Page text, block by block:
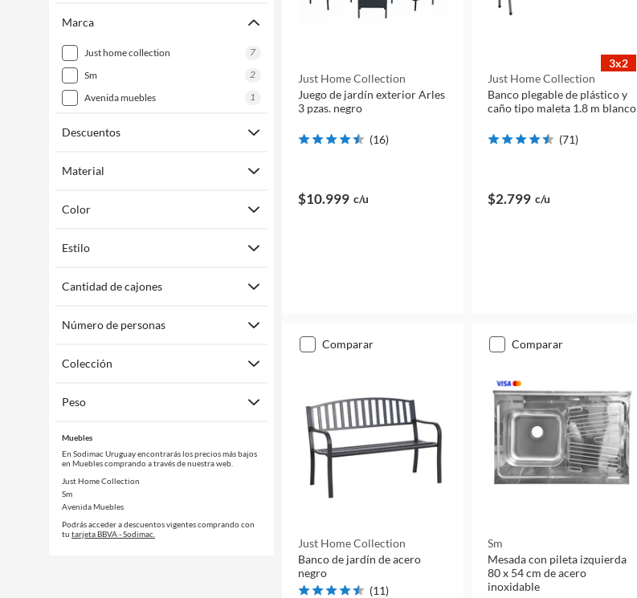
Marca
just home collection
7
sm
2
avenida muebles
1
Descuentos
Material
Color
Estilo
Cantidad de cajones
Número de personas
Colección
Peso
Muebles
En Sodimac Uruguay encontrarás los precios más bajos
en Muebles comprando a través de nuestra web.
Just Home Collection
Sm
Avenida Muebles
Podrás acceder a descuentos vigentes comprando con
tu tarjeta BBVA - Sodimac.
Just Home Collection
Juego de jardín exterior Arles
3 pzas. negro
(16)
$10.999 c/u
3x2
Just Home Collection
Banco plegable de plástico y
caño tipo maleta 1.8 m blanco
(71)
$2.799 c/u
comparar
Just Home Collection
Banco de jardín de acero
negro
(11)
comparar
Sm
Mesada con pileta izquierda
80 x 54 cm de acero
inoxidable